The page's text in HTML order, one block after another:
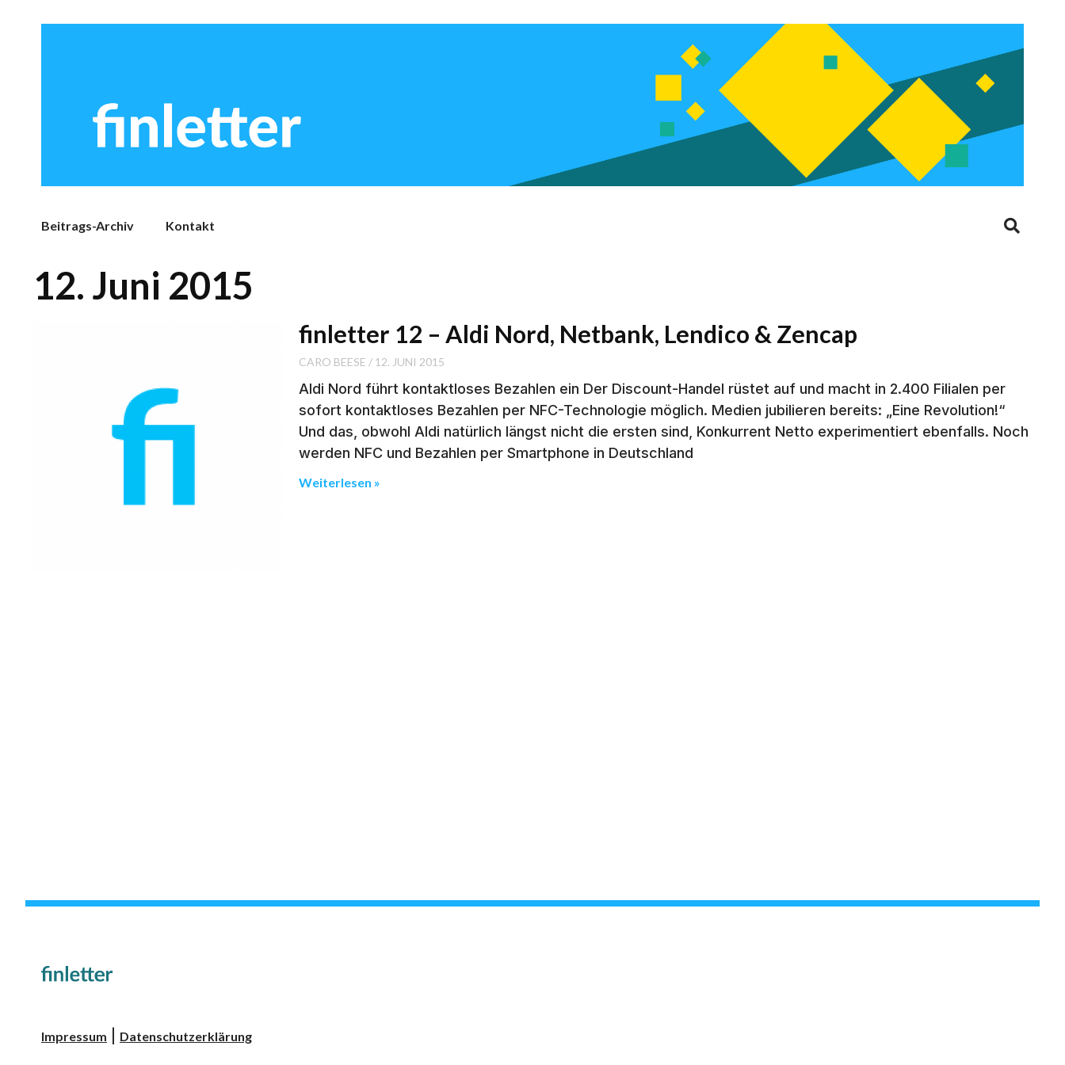
Beitrags-Archiv Kontakt
12. Juni 2015
finletter 12 – Aldi Nord, Netbank, Lendico & Zencap
CARO BEESE 12. JUNI 2015
Aldi Nord führt kontaktloses Bezahlen ein Der Discount-Handel rüstet auf und macht in 2.400 Filialen per
sofort kontaktloses Bezahlen per NFC-Technologie möglich. Medien jubilieren bereits: „Eine Revolution!“
Und das, obwohl Aldi natürlich längst nicht die ersten sind, Konkurrent Netto experimentiert ebenfalls. Noch
werden NFC und Bezahlen per Smartphone in Deutschland
Weiterlesen »
Impressum Datenschutzerklärung